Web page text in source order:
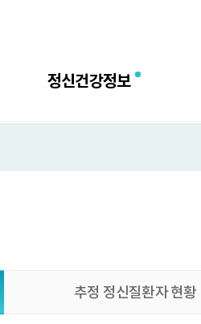
정신건강정보
추정 정신질환자 현황